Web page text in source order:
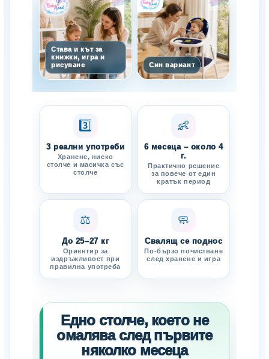
Става и кът за
книжки, игра и
рисуване
Син вариант
3️⃣
3 реални употреби
Хранене, ниско
столче и масичка със
столче
👶
6 месеца – около 4
г.
Практично решение
за повече от един
кратък период
⚖️
До 25–27 кг
Ориентир за
издръжливост при
правилна употреба
🧼
Свалящ се поднос
По-бързо почистване
след хранене и игра
Едно столче, което не
омалява след първите
няколко месеца